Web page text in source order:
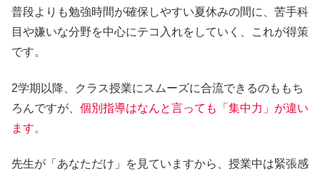
普段よりも勉強時間が確保しやすい夏休みの間に、苦手科
目や嫌いな分野を中心にテコ入れをしていく、これが得策
です。
2学期以降、クラス授業にスムーズに合流できるのももち
ろんですが、 個別指導はなんと言っても「集中力」が違い
ます。
先生が「あなただけ」を見ていますから、授業中は緊張感